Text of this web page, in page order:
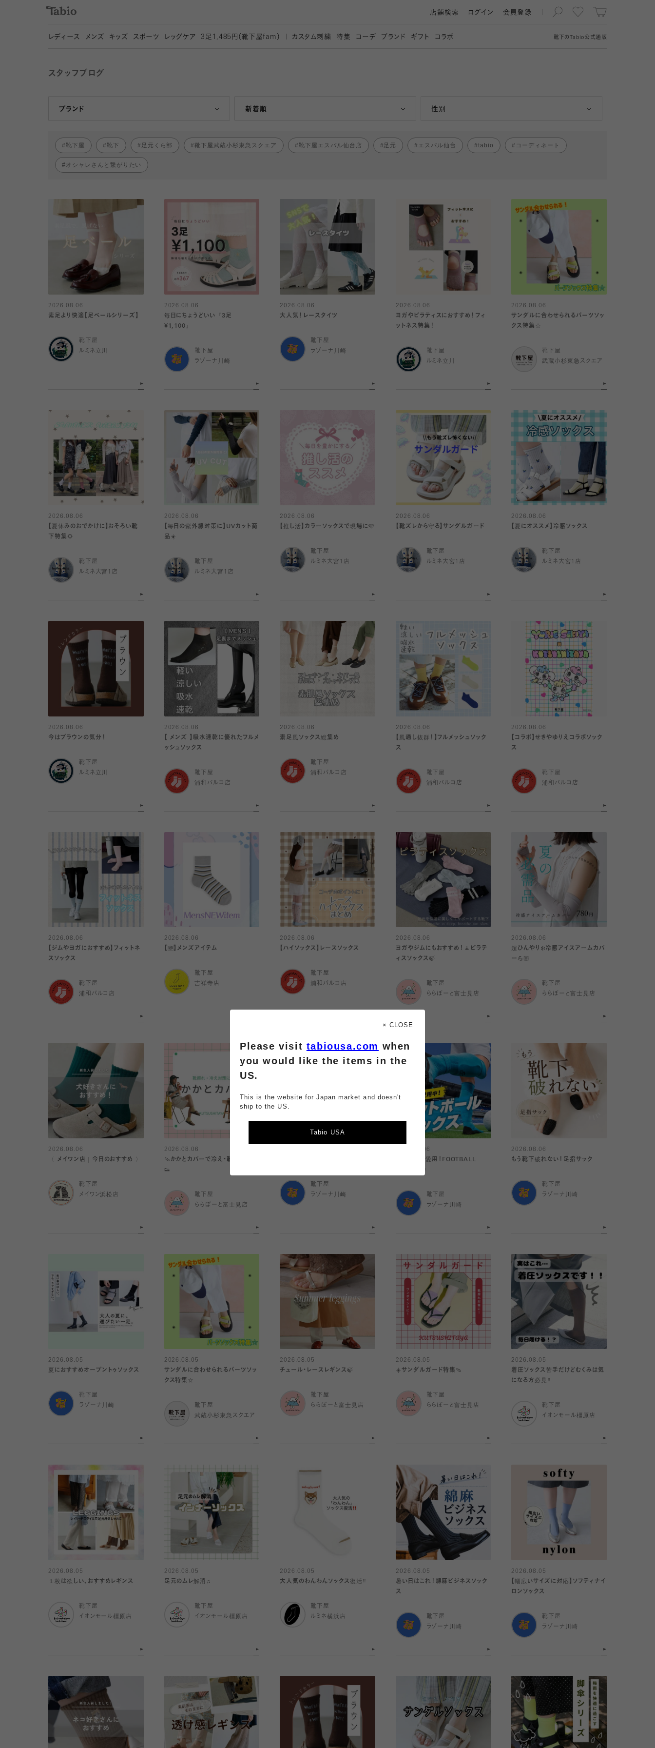
靴下の Tabio公式通販
店舗検索 ログイン 会員登録
レディース メンズ キッズ スポーツ レッグケア 3 足1,485円（靴下屋fam） カスタム刺繍 特集 コーデ ブランド ギフト コラボ
スタッフブログ
ブランド
Tabio 新着順
人気ランキング順 性別
女性
靴下屋 靴下 足元くら部 靴下屋武蔵小杉東急スクエア 靴下屋エスパル仙台店 足元 エスパル仙台 tabio コーディネート
オシャレさんと繋がりたい
2026.08.06
素足より快適【足ベールシリーズ】
靴下屋
ルミネ立川
2026.08.06
毎日にちょうどいい『3足
¥1,100』
靴下屋
ラゾーナ川崎
2026.08.06
大人気！レースタイツ
靴下屋
ラゾーナ川崎
2026.08.06
ヨガやピラティスにおすすめ！フィ
ットネス特集！
靴下屋
ルミネ立川
2026.08.06
サンダルに合わせられるパーツソッ
クス特集☆
靴下屋
武蔵小杉東急スクエア
2026.08.06
【夏休みのおでかけに】おそろい靴
下特集🌻
靴下屋
ルミネ大宮1店
2026.08.06
【毎日の紫外線対策に】UVカット商
品☀️
靴下屋
ルミネ大宮1店
2026.08.06
【推し活】カラーソックスで現場に🩷
靴下屋
ルミネ大宮1店
2026.08.06
【靴ズレから守る】サンダルガード
靴下屋
ルミネ大宮1店
2026.08.06
【夏にオススメ】冷感ソックス
靴下屋
ルミネ大宮1店
2026.08.06
今はブラウンの気分！
靴下屋
ルミネ立川
2026.08.06
【 メンズ 】吸水速乾に優れたフルメ
ッシュソックス
靴下屋
浦和パルコ店
2026.08.06
素足風ソックス総集め
靴下屋
浦和パルコ店
2026.08.06
【風通し抜群！】フルメッシュソック
ス
靴下屋
浦和パルコ店
2026.08.06
【コラボ】せきやゆりえコラボソック
ス
靴下屋
浦和パルコ店
2026.08.06
【ジムやヨガにおすすめ】フィットネ
スソックス
靴下屋
浦和パルコ店
2026.08.06
【🆕】メンズアイテム
靴下屋
吉祥寺店
2026.08.06
【ハイソックス】レースソックス
靴下屋
浦和パルコ店
2026.08.06
ヨガやジムにもおすすめ！🧘ピラテ
ィスソックス🍃
靴下屋
ららぽーと富士見店
2026.08.06
超ひんやり❄️冷感アイスアームカバ
ー💪🏼
靴下屋
ららぽーと富士見店
2026.08.06
〈 メイワン店｜今日のおすすめ 〉
靴下屋
メイワン浜松店
2026.08.06
🩴かかとカバーで冷え・靴擦れ対策
👟
靴下屋
ららぽーと富士見店
靴下屋
ラゾーナ川崎
2026.08.06
プロ選手も愛用！FOOTBALL
SOCKS ⚽️
靴下屋
ラゾーナ川崎
2026.08.06
もう靴下破れない！足指サック
靴下屋
ラゾーナ川崎
2026.08.05
夏におすすめオープントゥソックス
靴下屋
ラゾーナ川崎
2026.08.05
サンダルに合わせられるパーツソッ
クス特集☆
靴下屋
武蔵小杉東急スクエア
2026.08.05
チュール・レースレギンス🍃
靴下屋
ららぽーと富士見店
2026.08.05
☀️サンダルガード特集🩴
靴下屋
ららぽーと富士見店
2026.08.05
着圧ソックス苦手だけどむくみは気
になる方必見‼️
靴下屋
イオンモール橿原店
2026.08.05
１枚は欲しい、おすすめレギンス
靴下屋
イオンモール橿原店
2026.08.05
足元のムレ解消♫
靴下屋
イオンモール橿原店
2026.08.05
大人気のわんわんソックス復活‼️
靴下屋
ルミネ横浜店
2026.08.05
暑い日はこれ！綿麻ビジネスソック
ス
靴下屋
ラゾーナ川崎
2026.08.05
【幅広いサイズに対応】ソフティナイ
ロンソックス
靴下屋
ラゾーナ川崎
× CLOSE
Please visit tabiousa.com when
you would like the items in the
US.
This is the website for Japan market and doesn't
ship to the US.
Tabio USA